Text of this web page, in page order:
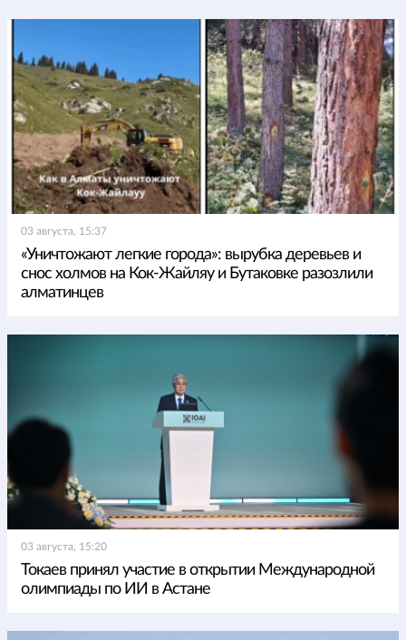
03 августа, 15:37
«Уничтожают легкие города»: вырубка деревьев и
снос холмов на Кок-Жайляу и Бутаковке разозлили
алматинцев
03 августа, 15:20
Токаев принял участие в открытии Международной
олимпиады по ИИ в Астане